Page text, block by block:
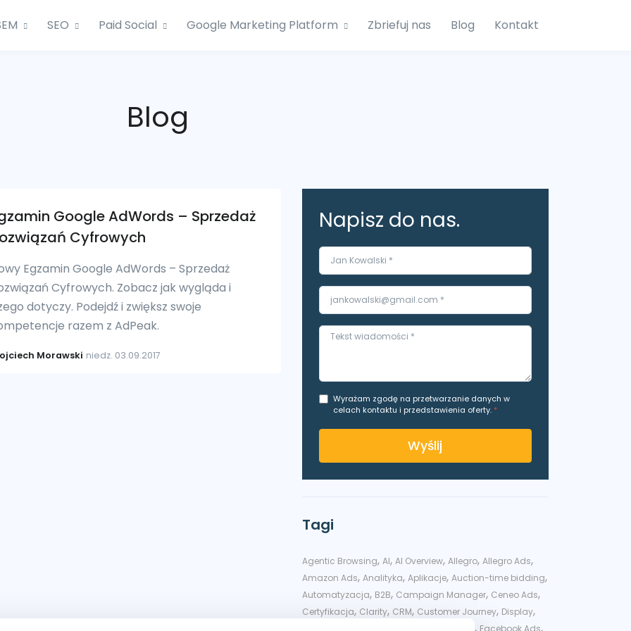
SEO Paid Social Google Marketing Platform Zbriefuj nas Blog Kontakt
Blog
Google AdWords – Sprzedaż
Cyfrowych
Egzamin Google AdWords – Sprzedaż
Cyfrowych. Zobacz jak wygląda i
dotyczy. Podejdź i zwiększ swoje
razem z AdPeak.
Morawski niedz. 03.09.2017
Napisz do nas.
Wyrażam zgodę na przetwarzanie danych w
celach kontaktu i przedstawienia oferty. *
Wyślij
Tagi
Agentic Browsing, AI, AI Overview, Allegro, Allegro Ads,
Amazon Ads, Analityka, Aplikacje, Auction-time bidding,
Automatyzacja, B2B, Campaign Manager, Ceneo Ads,
Certyfikacja, Clarity, CRM, Customer Journey, Display,
Facebook Ads